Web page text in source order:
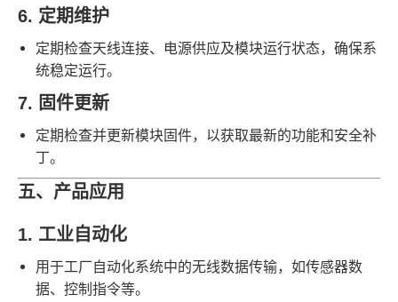
6. 定期维护
定期检查天线连接、电源供应及模块运行状态，确保系
统稳定运行。
7. 固件更新
定期检查并更新模块固件，以获取最新的功能和安全补
丁。
五、产品应用
1. 工业自动化
用于工厂自动化系统中的无线数据传输，如传感器数
据、控制指令等。